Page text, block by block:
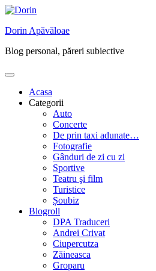
Skip
content
Dorin Apăvăloae
Blog personal, păreri subiective
Acasa
Categorii
Auto
Concerte
De prin taxi adunate…
Fotografie
Gânduri de zi cu zi
Sportive
Teatru şi film
Turistice
Șoubiz
Blogroll
DPA Traduceri
Andrei Crivat
Ciupercutza
Zăineasca
Groparu